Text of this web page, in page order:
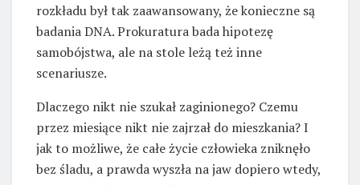
rozkładu był tak zaawansowany, że konieczne są
badania DNA. Prokuratura bada hipotezę
samobójstwa, ale na stole leżą też inne
scenariusze.
Dlaczego nikt nie szukał zaginionego? Czemu
przez miesiące nikt nie zajrzał do mieszkania? I
jak to możliwe, że całe życie człowieka zniknęło
bez śladu, a prawda wyszła na jaw dopiero wtedy,